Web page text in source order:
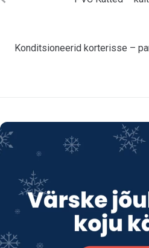
Konditsioneerid korterisse –